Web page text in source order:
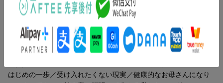
目次（「BOOK」データベースより）
第１章 食欲が止まらない私はおかしいですか？（過去のトラウ
マ／体重爆発までのカウントダウン／産後も減らない体重 ほ
はじめの一歩／受け入れたくない現実／健康的なお母さんになり